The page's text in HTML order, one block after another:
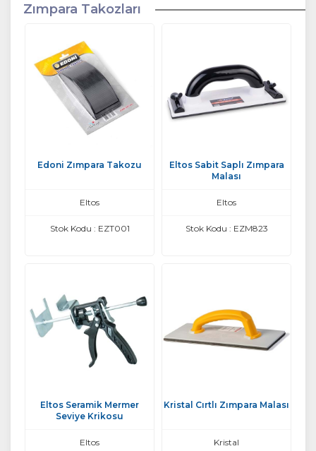
Zımpara Takozları
Edoni Zımpara Takozu
Eltos
Stok Kodu : EZT001
Eltos Sabit Saplı Zımpara
Malası
Eltos
Stok Kodu : EZM823
Eltos Seramik Mermer
Seviye Krikosu
Eltos
Kristal Cırtlı Zımpara Malası
Kristal